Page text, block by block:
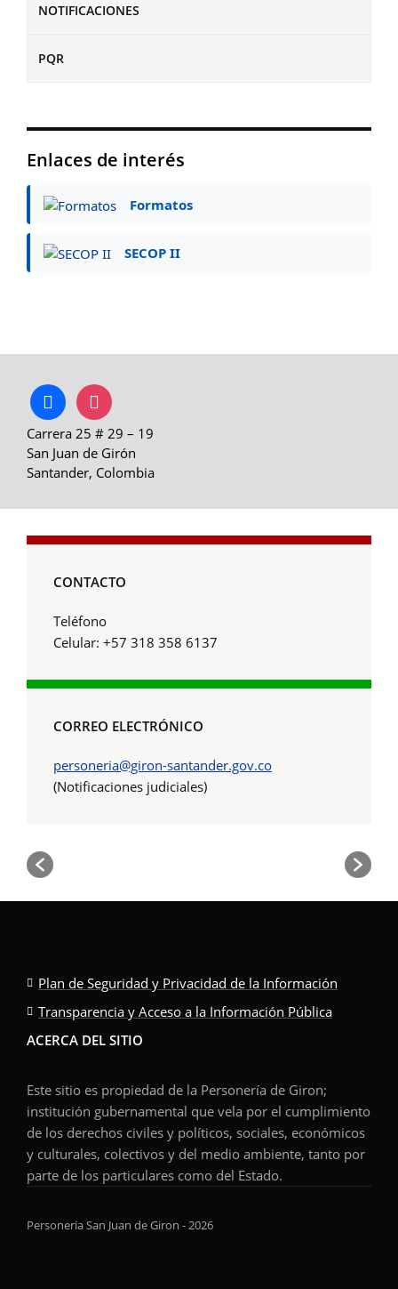
NOTIFICACIONES
PQR
Enlaces de interés
Formatos
SECOP II
facebookinstagram
Carrera 25 # 29 – 19
San Juan de Girón
Santander, Colombia
CONTACTO
Teléfono
Celular: +57 318 358 6137
CORREO ELECTRÓNICO
personeria@giron-santander.gov.co
(Notificaciones judiciales)
Plan de Seguridad y Privacidad de la Información
Transparencia y Acceso a la Información Pública
ACERCA DEL SITIO
Este sitio es propiedad de la Personería de Giron;
institución gubernamental que vela por el cumplimiento
de los derechos civiles y políticos, sociales, económicos
y culturales, colectivos y del medio ambiente, tanto por
parte de los particulares como del Estado.
Personeria San Juan de Giron - 2026